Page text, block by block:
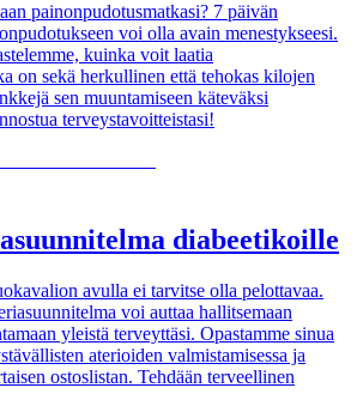
painonpudotusmatkasi? 7 päivän
voi olla avain menestykseesi.
kuinka voit laatia
on sekä herkullinen että tehokas kilojen
sen muuntamiseen käteväksi
terveystavoitteistasi!
diabeetikoille
avulla ei tarvitse olla pelottavaa.
voi auttaa hallitsemaan
yleistä terveyttäsi. Opastamme sinua
aterioiden valmistamisessa ja
ostoslistan. Tehdään terveellinen